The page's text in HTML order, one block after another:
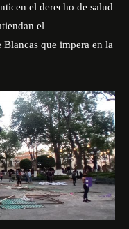
el derecho de salud
el
Blancas que impera en la